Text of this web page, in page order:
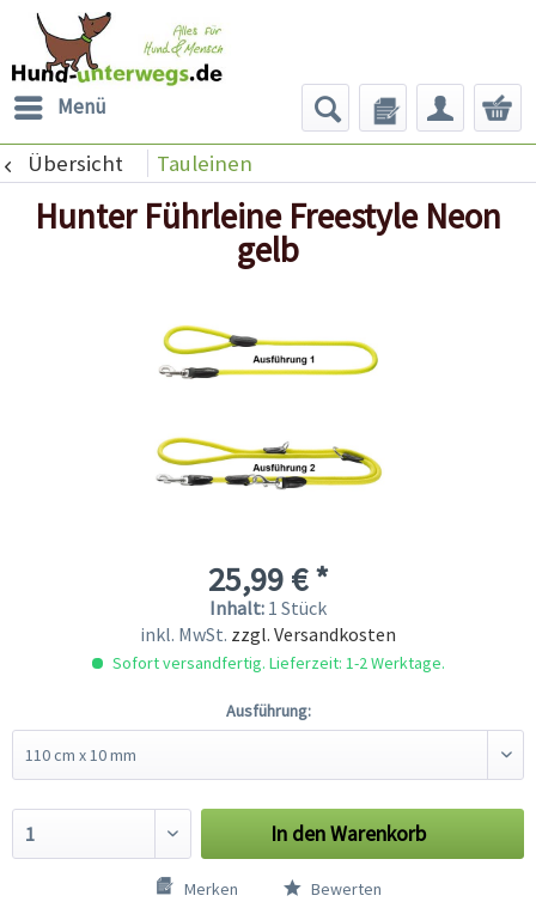
Menü
Übersicht Tauleinen
Hunter Führleine Freestyle Neon
gelb
25,99 € *
Inhalt: 1 Stück
inkl. MwSt. zzgl. Versandkosten
Sofort versandfertig. Lieferzeit: 1-2 Werktage.
Ausführung:
In denWarenkorb
Merken Bewerten